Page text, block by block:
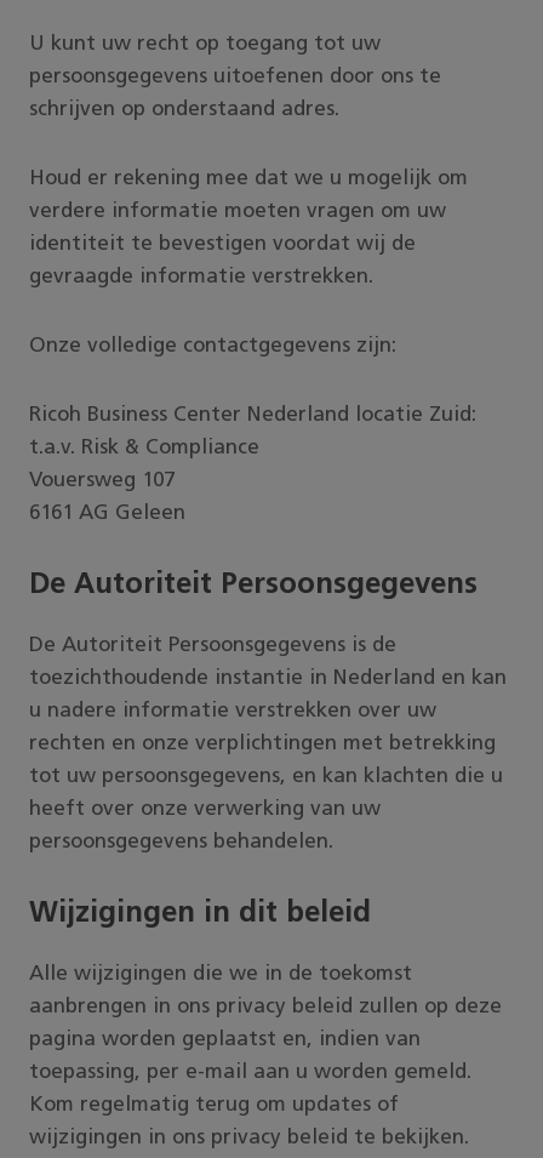
U kunt uw recht op toegang tot uw
persoonsgegevens uitoefenen door ons te
schrijven op onderstaand adres.
Houd er rekening mee dat we u mogelijk om
verdere informatie moeten vragen om uw
identiteit te bevestigen voordat wij de
gevraagde informatie verstrekken.
Onze volledige contactgegevens zijn:
Ricoh Business Center Nederland locatie Zuid:
t.a.v. Risk & Compliance
Vouersweg 107
6161 AG Geleen
De Autoriteit Persoonsgegevens
De Autoriteit Persoonsgegevens is de
toezichthoudende instantie in Nederland en kan
u nadere informatie verstrekken over uw
rechten en onze verplichtingen met betrekking
tot uw persoonsgegevens, en kan klachten die u
heeft over onze verwerking van uw
persoonsgegevens behandelen.
Wijzigingen in dit beleid
Alle wijzigingen die we in de toekomst
aanbrengen in ons privacy beleid zullen op deze
pagina worden geplaatst en, indien van
toepassing, per e-mail aan u worden gemeld.
Kom regelmatig terug om updates of
wijzigingen in ons privacy beleid te bekijken.